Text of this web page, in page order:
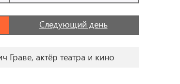
Следующий день
Граве, актёр театра и кино